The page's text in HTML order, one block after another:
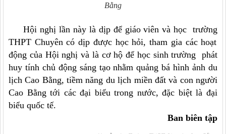
Bằng
Hội nghị lần này là dịp đểgiáo viên và học
trường
THPT Chuyêncó dịp được học hỏi, tham gia các hoạt
động của Hội nghị và là cơ hộ để học sinh trường phát
huy tính chủ động sáng tạo nhằmquảng bá hình ảnh du
lịch Cao Bằng, tiềm năng du lịch miền đất và con người
Cao Bằng tới các đại biểu trong nước, đặc biệt là đại
biểu quốc tế.
Ban biên tập